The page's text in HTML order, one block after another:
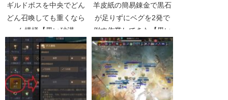
ギルドボスを中央でどん
どん召喚しても重くなら
ん模様【黒い砂漠
Part428】
羊皮紙の簡易錬金で黒石
が足りずにベグを2発で
倒す作業してきた【黒い
砂漠Part2327】